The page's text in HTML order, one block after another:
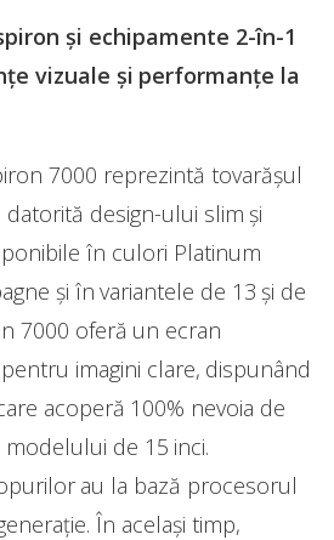
şi echipamente 2-în-1
vizuale şi performanţe la
7000 reprezintă tovarăşul
design-ului slim şi
în culori Platinum
și în variantele de 13 şi de
7000 oferă un ecran
imagini clare, dispunând
acoperă 100% nevoia de
de 15 inci.
au la bază procesorul
În același timp,